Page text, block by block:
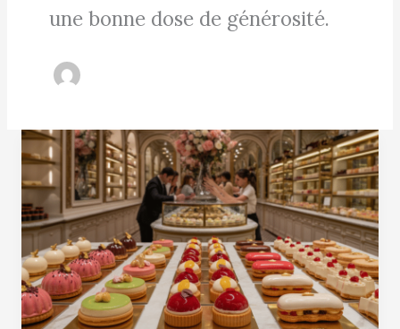
une bonne dose de générosité.
La
pâtisserie
du
Meurice
par
Cédric
Grolet
:
immersion